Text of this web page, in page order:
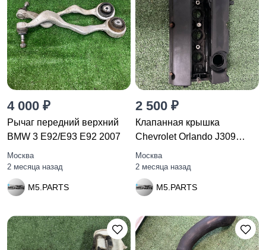
4 000 ₽
Рычаг передний верхний
BMW 3 E92/E93 E92 2007
Москва
2 месяца назад
M5.PARTS
2 500 ₽
Клапанная крышка
Chevrolet Orlando J309
2018
Москва
2 месяца назад
M5.PARTS